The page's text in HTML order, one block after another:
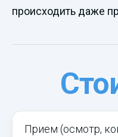
происходить даже
Прием (осмотр,